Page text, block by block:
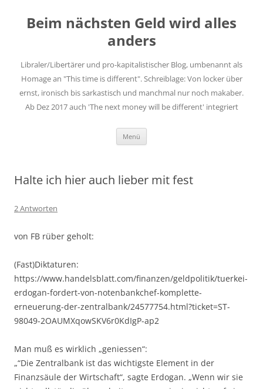
springen
Beim nächsten Geld wird alles
anders
Libraler/Libertärer und pro-kapitalistischer Blog, umbenannt als
Homage an "This time is different". Schreiblage: Von locker über
ernst, ironisch bis sarkastisch und manchmal nur noch makaber.
Ab Dez 2017 auch 'The next money will be different' integriert
Menü
Halte ich hier auch lieber mit fest
2 Antworten
von FB rüber geholt:
(Fast)Diktaturen:
https://www.handelsblatt.com/finanzen/geldpolitik/tuerkei-
erdogan-fordert-von-notenbankchef-komplette-
erneuerung-der-zentralbank/24577754.html?ticket=ST-
98049-2OAUMXqowSKV6r0KdIgP-ap2
Man muß es wirklich „geniessen“:
„“Die Zentralbank ist das wichtigste Element in der
Finanzsäule der Wirtschaft“, sagte Erdogan. „Wenn wir sie